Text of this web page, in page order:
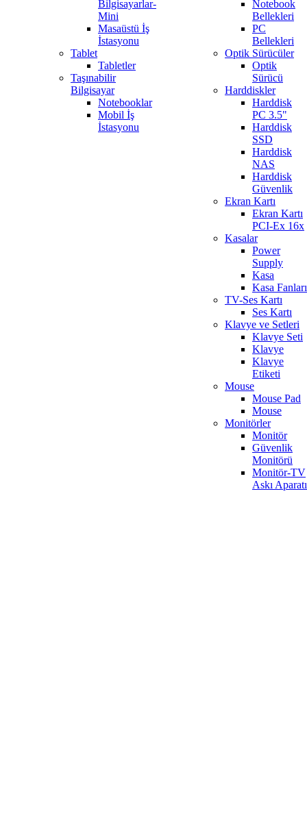
Bilgisayarlar-
Mini
Masaüstü İş
İstasyonu
Tablet
Tabletler
Taşınabilir
Bilgisayar
Notebooklar
Mobil İş
İstasyonu
Notebook
Bellekleri
PC
Bellekleri
Optik Sürücüler
Optik
Sürücü
Harddiskler
Harddisk
PC 3.5"
Harddisk
SSD
Harddisk
NAS
Harddisk
Güvenlik
Ekran Kartı
Ekran Kartı
PCI-Ex 16x
Kasalar
Power
Supply
Kasa
Kasa Fanları
TV-Ses Kartı
Ses Kartı
Klavye ve Setleri
Klavye Seti
Klavye
Klavye
Etiketi
Mouse
Mouse Pad
Mouse
Monitörler
Monitör
Güvenlik
Monitörü
Monitör-TV
Askı Aparatı